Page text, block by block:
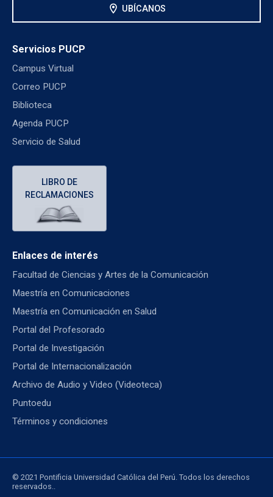
location_on UBÍCANOS
Servicios PUCP
Campus Virtual
Correo PUCP
Biblioteca
Agenda PUCP
Servicio de Salud
LIBRO DE
RECLAMACIONES
Enlaces de interés
Facultad de Ciencias y Artes de la Comunicación
Maestría en Comunicaciones
Maestría en Comunicación en Salud
Portal del Profesorado
Portal de Investigación
Portal de Internacionalización
Archivo de Audio y Video (Videoteca)
Puntoedu
Términos y condiciones
© 2021 Pontificia Universidad Católica del Perú. Todos los derechos
reservados..